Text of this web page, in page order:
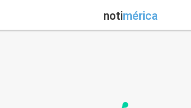
notimérica